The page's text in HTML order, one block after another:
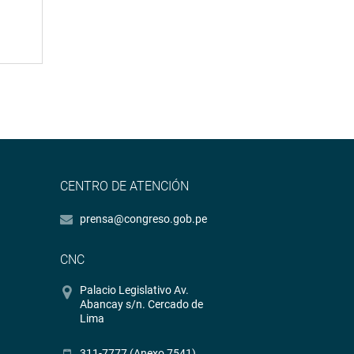
CENTRO DE ATENCIÓN
prensa@congreso.gob.pe
CNC
Palacio Legislativo Av.
Abancay s/n. Cercado de
Lima